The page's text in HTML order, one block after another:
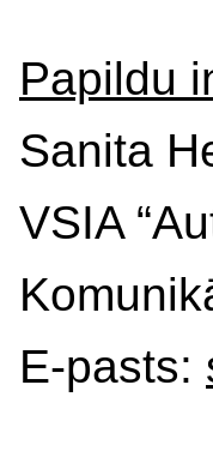
Papildu
Sanita
VSIA
E-pasts: